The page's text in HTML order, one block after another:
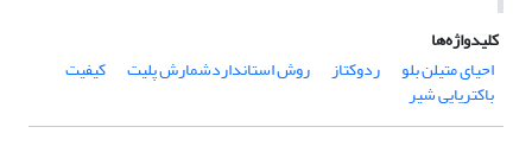
کلیدواژه‌ها
احیای متیلن بلو
ردوکتاز روش استانداردشمارش پلیت کیفیت
باکتریایی شیر